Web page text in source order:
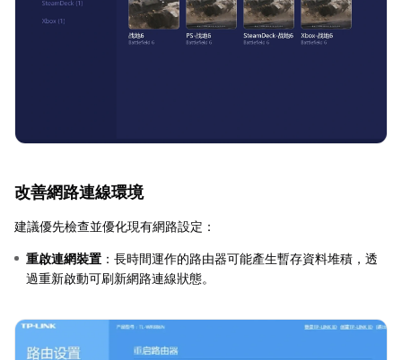
改善網路連線環境
建議優先檢查並優化現有網路設定：
重啟連網裝置 ：長時間運作的路由器可能產生暫存資料堆積，透
過重新啟動可刷新網路連線狀態。